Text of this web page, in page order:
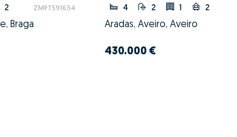
2 ZMPT591634
Braga
4 2 1 2
Aradas, Aveiro, Aveiro
430.000 €